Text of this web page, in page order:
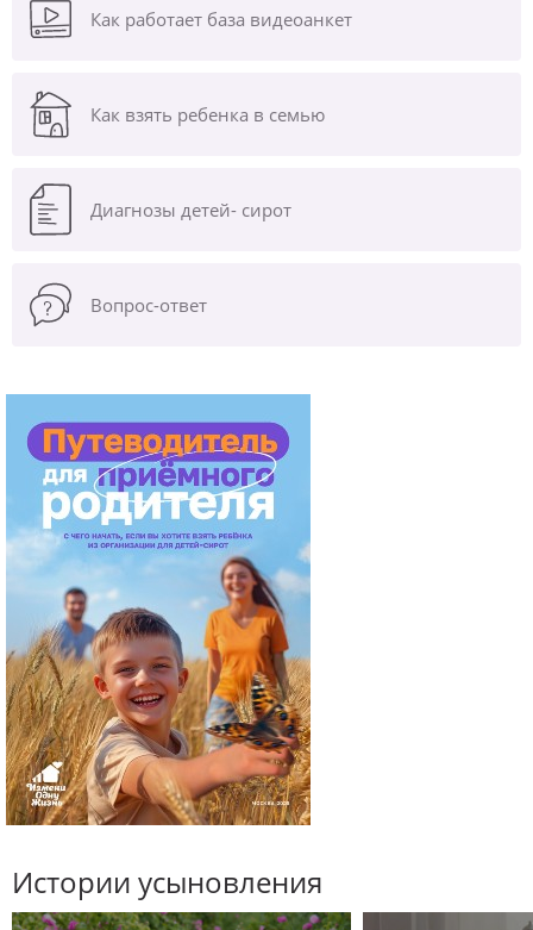
Как работает база видеоанкет
Как взять ребенка в семью
Диагнозы детей- сирот
Вопрос-ответ
Истории усыновления